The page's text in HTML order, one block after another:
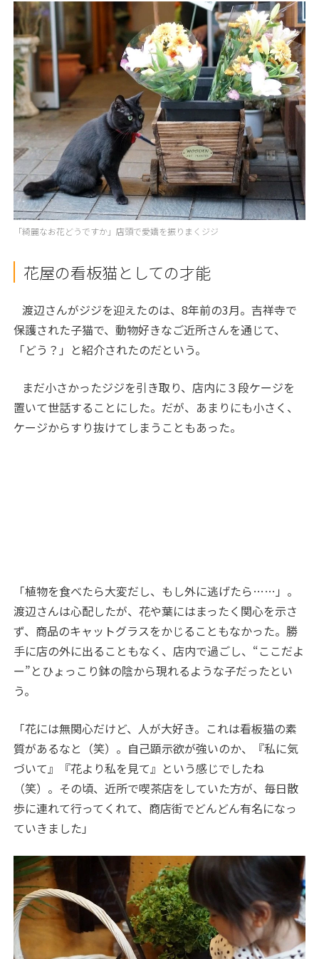
「綺麗なお花どうですか」店頭で愛嬌を振りまくジジ
花屋の看板猫としての才能
渡辺さんがジジを迎えたのは、8年前の3月。吉祥寺で
保護された子猫で、動物好きなご近所さんを通じて、
「どう？」と紹介されたのだという。
まだ小さかったジジを引き取り、店内に３段ケージを
置いて世話することにした。だが、あまりにも小さく、
ケージからすり抜けてしまうこともあった。
「植物を食べたら大変だし、もし外に逃げたら……」。
渡辺さんは心配したが、花や葉にはまったく関心を示さ
ず、商品のキャットグラスをかじることもなかった。勝
手に店の外に出ることもなく、店内で過ごし、“ここだよ
ー”とひょっこり鉢の陰から現れるような子だったとい
う。
「花には無関心だけど、人が大好き。これは看板猫の素
質があるなと（笑）。自己顕示欲が強いのか、『私に気
づいて』『花より私を見て』という感じでしたね
（笑）。その頃、近所で喫茶店をしていた方が、毎日散
歩に連れて行ってくれて、商店街でどんどん有名になっ
ていきました」